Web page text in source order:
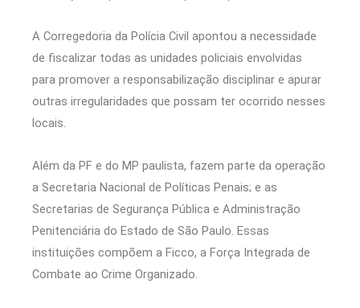
A Corregedoria da Polícia Civil apontou a necessidade
de fiscalizar todas as unidades policiais envolvidas
para promover a responsabilização disciplinar e apurar
outras irregularidades que possam ter ocorrido nesses
locais.
Além da PF e do MP paulista, fazem parte da operação
a Secretaria Nacional de Políticas Penais; e as
Secretarias de Segurança Pública e Administração
Penitenciária do Estado de São Paulo. Essas
instituições compõem a Ficco, a Força Integrada de
Combate ao Crime Organizado.